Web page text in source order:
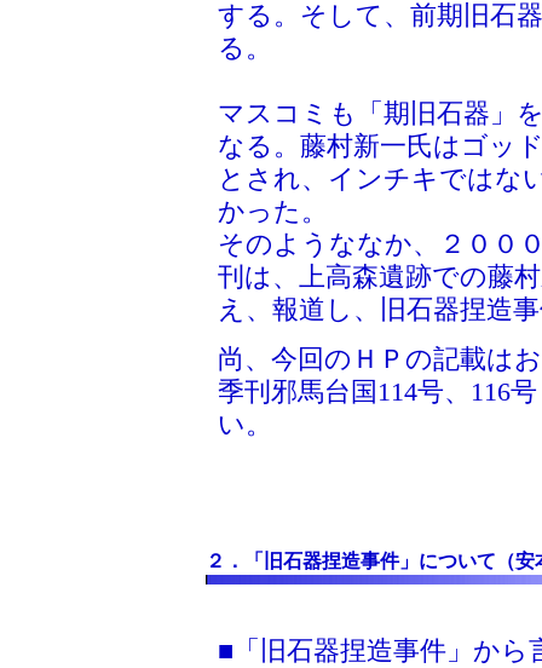
する。そして、前期旧石
る。
マスコミも「期旧石器」
なる。藤村新一氏はゴッ
とされ、インチキではな
かった。
そのようななか、２００
刊は、上高森遺跡での藤
え、報道し、旧石器捏造
尚、今回のＨＰの記載は
季刊邪馬台国114号、116
い。
２．「旧石器捏造事件」について（安
■「旧石器捏造事件」から